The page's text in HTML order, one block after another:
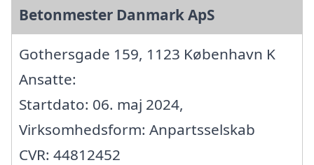
Betonmester Danmark ApS
Gothersgade 159, 1123 København K
Ansatte:
Startdato: 06. maj 2024,
Virksomhedsform: Anpartsselskab
CVR: 44812452